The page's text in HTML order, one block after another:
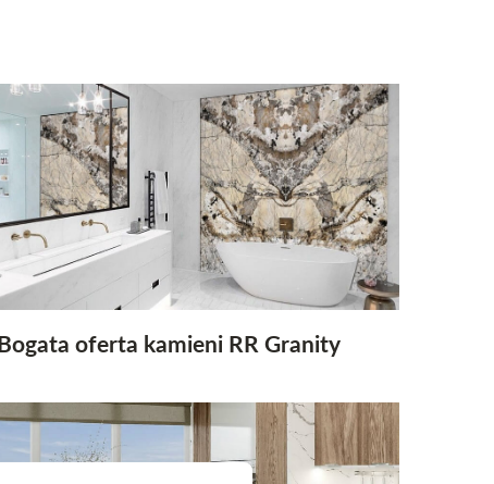
Bogata oferta kamieni RR Granity